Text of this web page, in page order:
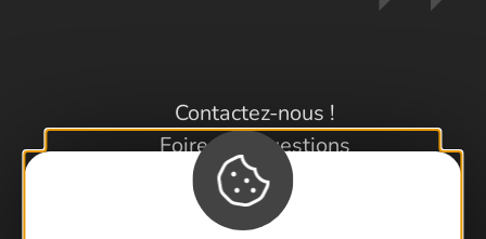
Contactez-nous !
Foire aux questions
Brochures
Cartoguides et Topoguides